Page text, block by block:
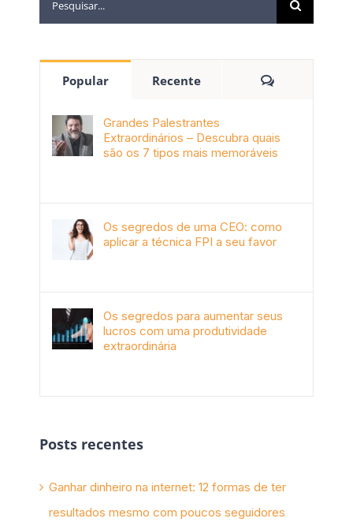
Popular Recente
Grandes Palestrantes
Extraordinários – Descubra quais
são os 7 tipos mais memoráveis
Os segredos de uma CEO: como
aplicar a técnica FPI a seu favor
Os segredos para aumentar seus
lucros com uma produtividade
extraordinária
Posts recentes
Ganhar dinheiro na internet: 12 formas de ter
resultados mesmo com poucos seguidores